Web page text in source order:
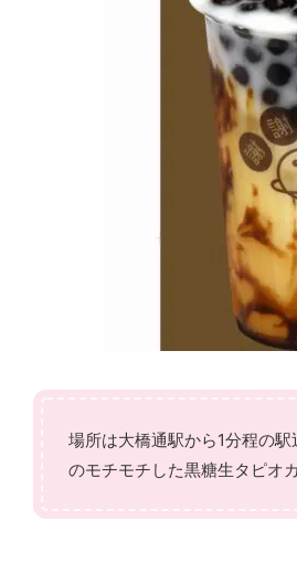
場所は大橋通駅から1分程の
のモチモチした黒糖生タピオ